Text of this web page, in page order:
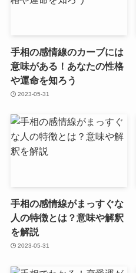
手相の感情線のカーブには
意味がある！あなたの性格
や運命を知ろう
2023-05-31
手相の感情線がまっすぐな
人の特徴とは？意味や解釈
を解説
2023-05-31